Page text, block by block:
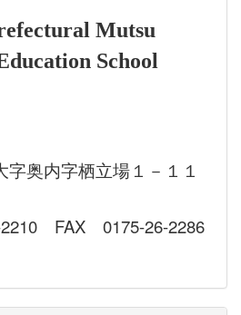
Mutsu
School
奥内字栖立場１－１１
FAX 0175-26-2286